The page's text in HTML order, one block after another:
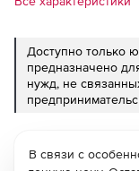
Доступно только
предназначено
нужд, не
В связи с